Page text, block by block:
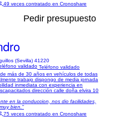
49 veces contratado en Cronoshare
Pedir presupuesto
(Sevilla) 41220
Teléfono validado
más de 30 años en vehículos de todas
trabajo dispongo de media jornada
inmediata con experiencia en
dirección calle doña elvira 10
en la conduccion, nos dio facilidades,
bien."
75 veces contratado en Cronoshare